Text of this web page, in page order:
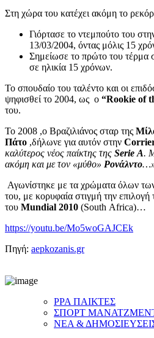
Στη χώρα του κατέχει ακόμη το
Γιόρτασε το ντεμπούτο του
13/03/2004, όντας μόλις 15
Σημείωσε το πρώτο του τέρμα
σε ηλικία 15 χρόνων.
Το σπουδαίο του ταλέντο και οι
ψηφισθεί το 2004, ως ο “Rookie of
του.
Το 2008 ,ο Βραζιλιάνος σταρ της
Πάτο ,δήλωνε για αυτόν στην
καλύτερος νέος παίκτης της Serie A.
ακόμη και με τον «μύθο» Ρονάλντο
Αγωνίστηκε με τα χρώματα όλων
του, με κορυφαία στιγμή την επιλογή
του Mundial 2010 (South Africa)…
https://youtu.be/Mo5woGAJCEk
Πηγή: aepkozanis.gr
ΡΡΑ ΠΑΙΚΤΕΣ
ΣΠΟΡΤ
ΝΕΑ &